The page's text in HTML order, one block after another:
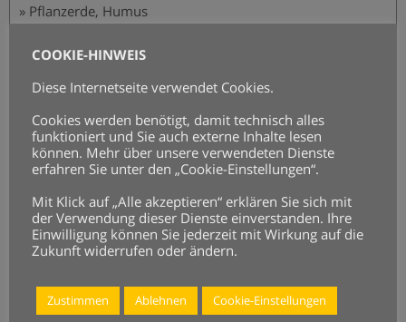
» Pflanzerde, Humus
Hausentrümpelung
» Hausratentsorgung
Abbruch & Baggerarbeiten
» Hausabbruch & Entsorgung
COOKIE-HINWEIS
Diese Internetseite verwendet Cookies.
Cookies werden benötigt, damit technisch alles
funktioniert und Sie auch externe Inhalte lesen
können. Mehr über unsere verwendeten Dienste
erfahren Sie unter den „Cookie-Einstellungen“.
Mit Klick auf „Alle akzeptieren“ erklären Sie sich mit
der Verwendung dieser Dienste einverstanden. Ihre
Einwilligung können Sie jederzeit mit Wirkung auf die
Zukunft widerrufen oder ändern.
Zustimmen Ablehnen Cookie-Einstellungen